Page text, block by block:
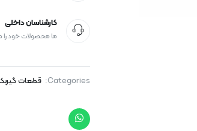
کارشناسان داخلی
ما محصولات خود
Categories: قطعات